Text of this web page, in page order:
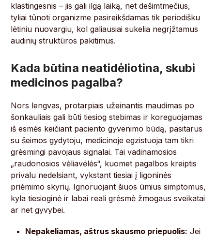
klastingesnis – jis gali ilgą laiką, net dešimtmečius,
tyliai tūnoti organizme pasireikšdamas tik periodišku
lėtiniu nuovargiu, kol galiausiai sukelia negrįžtamus
audinių struktūros pakitimus.
Kada būtina neatidėliotina, skubi
medicinos pagalba?
Nors lengvas, protarpiais užeinantis maudimas po
šonkauliais gali būti tiesiog stebimas ir koreguojamas
iš esmės keičiant paciento gyvenimo būdą, pasitarus
su šeimos gydytoju, medicinoje egzistuoja tam tikri
grėsmingi pavojaus signalai. Tai vadinamosios
„raudonosios vėliavėlės“, kuomet pagalbos kreiptis
privalu nedelsiant, vykstant tiesiai į ligoninės
priėmimo skyrių. Ignoruojant šiuos ūmius simptomus,
kyla tiesioginė ir labai reali grėsmė žmogaus sveikatai
ar net gyvybei.
Nepakeliamas, aštrus skausmo priepuolis: Jei